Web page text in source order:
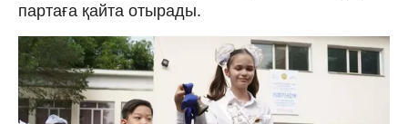
партаға қайта отырады.